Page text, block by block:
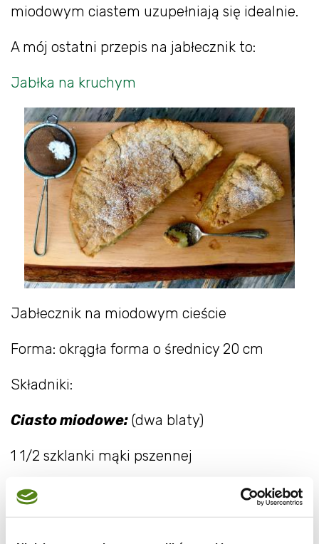
miodowym ciastem uzupełniają się idealnie.
A mój ostatni przepis na jabłecznik to:
Jabłka na kruchym
Jabłecznik na miodowym cieście
Forma: okrągła forma o średnicy 20 cm
Składniki:
Ciasto miodowe: (dwa blaty)
1 1/2 szklanki mąki pszennej
1/2 szklanki cukru